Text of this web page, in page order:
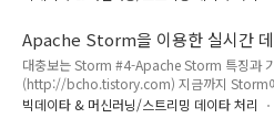
Spout과 Bolt도 나눠서 처리된다 그렇다면
처리 구조는 어떻게 되는 것일까?이 글에서는
병렬로 처리하는 Storm의 구조에 대해서 알
다.Storm의 병렬 처리를 이해하기 위한 개념
리를 이해하기 위해서는 몇가지 개념을 정리해
Apache Storm을 이용한 실시간
#4 –소개와 기본 개념
대충보는 Storm #4-Apache Storm 특징과
(http://bcho.tistory.com) 지금까지 Storm
기 위해서, 실시간 스트리밍 서비스의 개념에
빅데이타 & 머신러닝/스트리밍 데이타 처리